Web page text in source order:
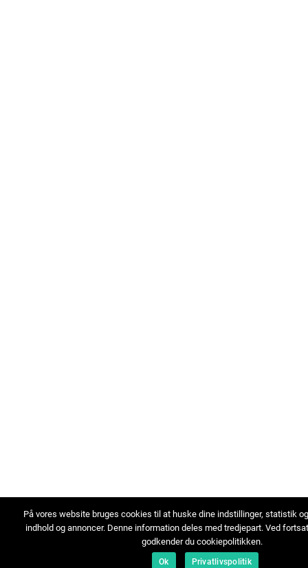
På vores website bruges cookies til at huske dine indstillinger, statistik
indhold og annoncer. Denne information deles med tredjepart. Ved
godkender du cookiepolitikken.
Ok Privatlivspolitik